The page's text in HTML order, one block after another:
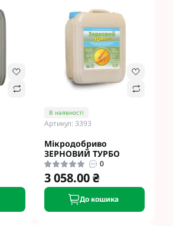
В наявності
Артикул: 3393
Мікродобриво
ЗЕРНОВИЙ ТУРБО
0
3 058.00 ₴
До кошика